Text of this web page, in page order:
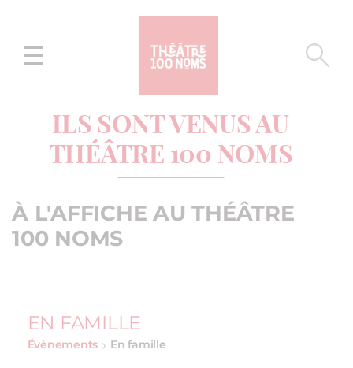
menu
ILS SONT VENUS AU
THÉÂTRE 100 NOMS
À L'AFFICHE AU THÉÂTRE
100 NOMS
EN FAMILLE
Évènements En famille